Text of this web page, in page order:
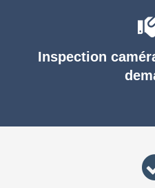
Inspection